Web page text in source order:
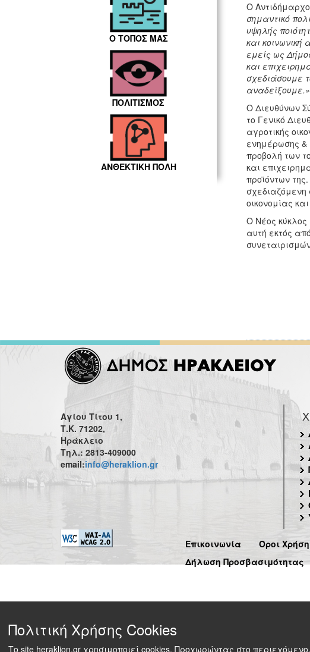
Ο ΤΟΠΟΣ ΜΑΣ
ΠΟΛΙΤΙΣΜΟΣ
ΑΝΘΕΚΤΙΚΗ ΠΟΛΗ
Ο
σημαντικό
υψηλής
και
εμείς ως
και
σχεδιάσουμε
αναδείξουμε.»
Ο Διευθύνων
το Γενικό
αγροτικής
ενημέρωσης
προβολή των
και
προϊόντων
σχεδιαζόμενη
οικονομίας
Ο Νέος κύκλος
αυτή εκτός
Αγίου Τίτου 1,
Τ.Κ. 71202,
Ηράκλειο
Τηλ.: 2813-409000
email:info@heraklion.gr
Επικοινωνία
Όροι
Δήλωση Προσβασιμότητας
Πολιτική Χρήσης Cookies
Το site heraklion.gr χρησιμοποιεί cookies. Προχωρώντας στο